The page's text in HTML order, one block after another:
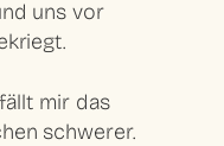
uns vor
mir das
schwerer.